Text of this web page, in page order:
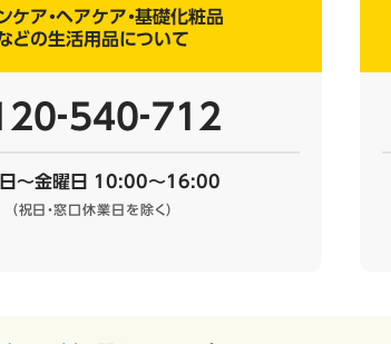
ケア・ヘアケア・基礎化粧品
どの生活用品について
～金曜日 10:00～16:00
（祝日・窓口休業日を除く）